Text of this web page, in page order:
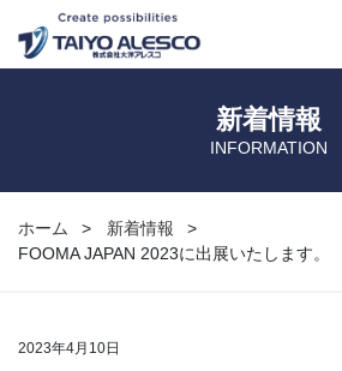
会社概要
TKS
導入事例
新着情報
INFORMATION
ホーム
新着情報
FOOMA JAPAN 2023に出展いたします。
2023年4月10日